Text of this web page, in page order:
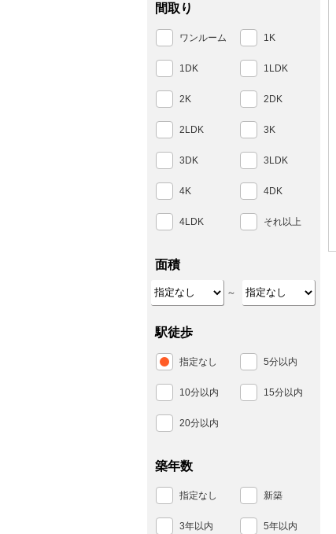
間取り
ワンルーム 1K
1DK 1LDK
2K 2DK
2LDK 3K
3DK 3LDK
4K 4DK
4LDK それ以上
面積
～
駅徒歩
指定なし 5分以内
10分以内 15分以内
20分以内
築年数
指定なし 新築
3年以内 5年以内